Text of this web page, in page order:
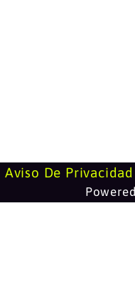
Aviso De Privacidad